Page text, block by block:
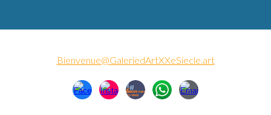
Bienvenue@GaleriedArtXXeSiecle.art